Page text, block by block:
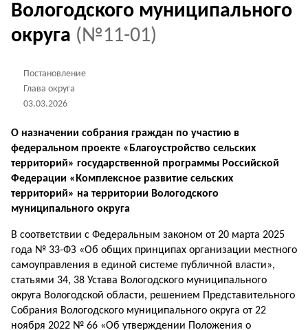
Вологодского муниципального
округа (№11-01)
Постановление
Глава округа
03.03.2026
О назначении собрания граждан по участию в
федеральном проекте «Благоустройство сельских
территорий» государственной программы Российской
Федерации «Комплексное развитие сельских
территорий» на территории Вологодского
муниципального округа
В соответствии с Федеральным законом от 20 марта 2025
года № 33-ФЗ «Об общих принципах организации местного
самоуправления в единой системе публичной власти»,
статьями 34, 38 Устава Вологодского муниципального
округа Вологодской области, решением Представительного
Собрания Вологодского муниципального округа от 22
ноября 2022 № 66 «Об утверждении Положения о